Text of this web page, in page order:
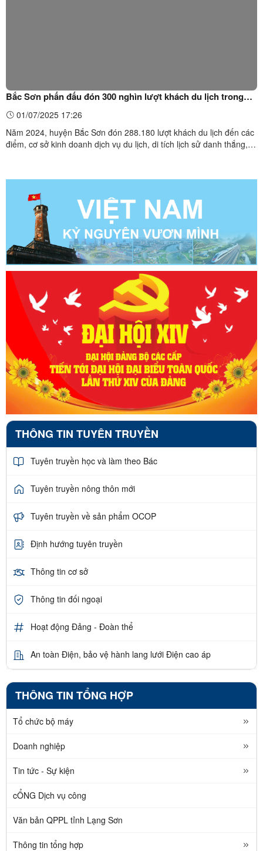
Bắc Sơn phấn đấu đón 300 nghìn lượt khách du lịch trong
năm 2025
01/07/2025 17:26
Năm 2024, huyện Bắc Sơn đón 288.180 lượt khách du lịch đến các
điểm, cơ sở kinh doanh dịch vụ du lịch, di tích lịch sử danh thắng,
Cồ, Làng văn hóa du lịch cộng đồng Quỳnh Sơn Trong năm ...
THÔNG TIN TUYÊN TRUYỀN
Tuyên truyền học và làm theo Bác
Tuyên truyền nông thôn mới
Tuyên truyền về sản phẩm OCOP
Định hướng tuyên truyền
Thông tin cơ sở
Thông tin đối ngoại
Hoạt động Đảng - Đoàn thể
An toàn Điện, bảo vệ hành lang lưới Điện cao áp
THÔNG TIN TỔNG HỢP
Tổ chức bộ máy
Doanh nghiệp
Tin tức - Sự kiện
cỔNG Dịch vụ công
Văn bản QPPL tỉnh Lạng Sơn
Thông tin tổng hợp